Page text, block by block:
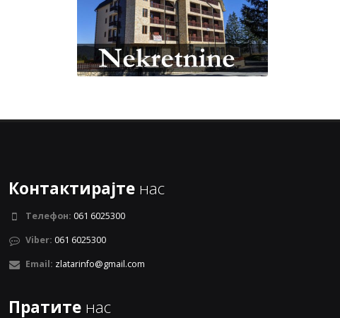
Контактирајте нас
Телефон: 061 6025300
Viber: 061 6025300
Email: zlatarinfo@gmail.com
Пратите нас